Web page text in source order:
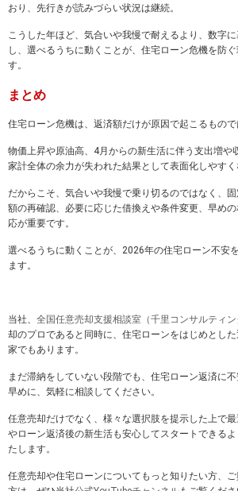
おり、先行きが読みづらい状況は継続。
こうした年ほど、気合いや我慢で耐えるより、数字
し、選べるうちに動くことが、住宅ローン危機を防
す。
まとめ
住宅ローン危機は、返済額だけが原因で起こるもので
物価上昇や原油高、4月からの新生活に伴う支出増や
家計全体の余力が失われた結果として表面化しやすく
だからこそ、気合いや我慢で乗り切るのではなく、
額の再確認、必要に応じた借換えや条件変更、早め
応が重要です。
選べるうちに動くことが、2026年の住宅ローン不安
ます。
当社、 全国任意売却支援相談室（千里コンサルティン
却のプロであると同時に、住宅ローンをはじめとし
家でもあります。
まだ滞納をしていない段階でも、住宅ローン返済に不
早めに、気軽に相談してください。
任意売却だけでなく、様々な選択肢を提示した上で
やローン返済後の新生活も安心してスタートできる
たします。
任意売却や住宅ローンについてもっと知りたい方、